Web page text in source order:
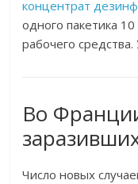
концентрат
одного пакетика
рабочего
Во
Число новых